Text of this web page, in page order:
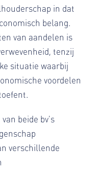
in dat
belang.
van aandelen is
tenzij
situatie waarbij
voordelen
beide bv's
verschillende